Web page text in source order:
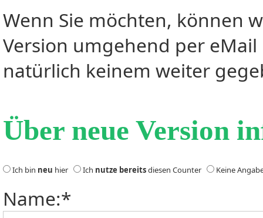
Wenn Sie möchten, können
Version umgehend per
natürlich keinem weiter
Über neue Version
Ich bin neu hier Ich nutze bereitsdiesen Counter Keine
Name:*